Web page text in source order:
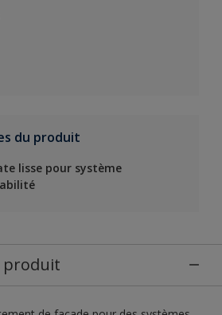
du produit
lisse pour système
produit